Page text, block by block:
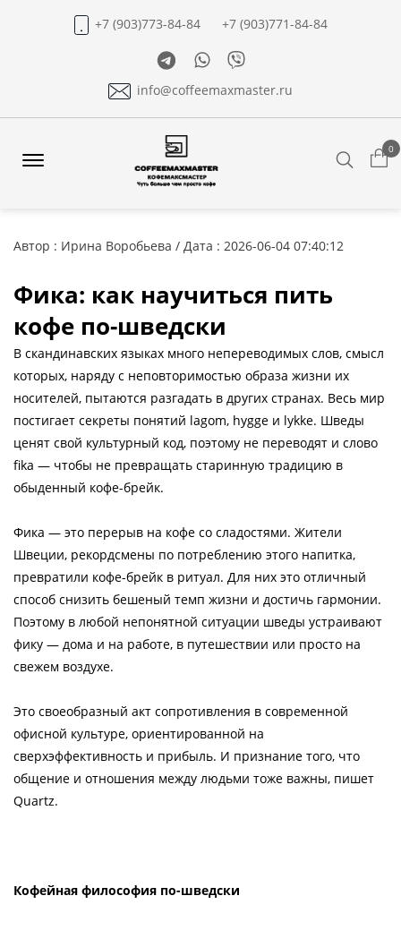
+7 (903)773-84-84
+7 (903)771-84-84
TelegramWhatsapp
Viber
info@coffeemaxmaster.ru
0
Автор : Ирина Воробьева / Дата : 2026-06-04 07:40:12
Фика: как научиться пить
кофе по-шведски
В скандинавских языках много непереводимых слов, смысл
которых, наряду с неповторимостью образа жизни их
носителей, пытаются разгадать в других странах. Весь мир
постигает секреты понятий lagom, hygge и lykke. Шведы
ценят свой культурный код, поэтому не переводят и слово
fika — чтобы не превращать старинную традицию в
обыденный кофе-брейк.
Фика — это перерыв на кофе со сладостями. Жители
Швеции, рекордсмены по потреблению этого напитка,
превратили кофе-брейк в ритуал. Для них это отличный
способ снизить бешеный темп жизни и достичь гармонии.
Поэтому в любой непонятной ситуации шведы устраивают
фику — дома и на работе, в путешествии или просто на
свежем воздухе.
Это своеобразный акт сопротивления в современной
офисной культуре, ориентированной на
сверхэффективность и прибыль. И признание того, что
общение и отношения между людьми тоже важны, пишет
Quartz.
Кофейная философия по-шведски